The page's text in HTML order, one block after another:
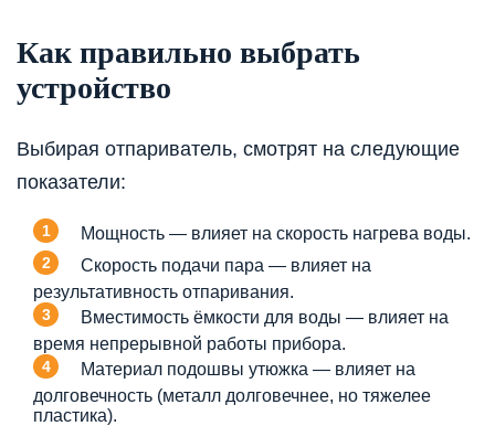
Как правильно выбрать
устройство
Выбирая отпариватель, смотрят на следующие
показатели:
Мощность — влияет на скорость нагрева воды.
Скорость подачи пара — влияет на
результативность отпаривания.
Вместимость ёмкости для воды — влияет на
время непрерывной работы прибора.
Материал подошвы утюжка — влияет на
долговечность (металл долговечнее, но тяжелее
пластика).